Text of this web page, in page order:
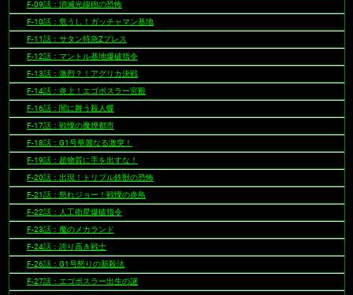
F-09話：消滅光線砲の恐怖
F-10話：危うし！ガッチャマン基地
F-11話：サタン特急Zプレス
F-12話：マントル基地爆破指令
F-13話：激烈？！アグリカ決戦
F-14話：炎上！エゴボスラー宮殿
F-16話：闇に舞う殺人蝶
F-17話：戦慄の魔煙都市
F-18話：G1号華麗なる激突！
F-19話：超物質に手を出すな！
F-20話：出現！トリプル鉄獣の恐怖
F-21話：怒れジョー！戦慄の炎鳥
F-22話：人工衛星爆破指令
F-23話：魔のメカランド
F-24話：誇り高き戦士
F-26話：G1号怒りの新殺法
F-27話：エゴボスラー出生の謎